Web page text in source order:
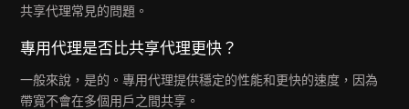
共享代理常見的問題。
專用代理是否比共享代理更快？
一般來說，是的。專用代理提供穩定的性能和更快的速度，因為
帶寬不會在多個用戶之間共享。